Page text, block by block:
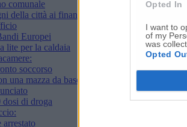
Opted In
I want to
of my
was
Opted
comunale
della città ai finanziamenti:
Europei
lite per la caldaia
soccorso
una mazza da baseball
dosi di droga
arrestato